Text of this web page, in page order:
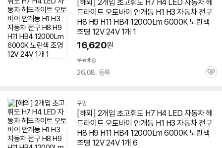
[해외] 2개입 초고휘도 H7 H4 LED 자동차 헤
드라이트 오토바이 안개등 H1 H3 자동차 전구
H8 H9 H11 HB4 12000Lm 6000K 노란색
조명 12V 24V 1개 1
16,620원
무료배송
26.08. 등록
관
쿠팡
[해외] 2개입 초고휘도 H7 H4 LED 자동차 헤
드라이트 오토바이 안개등 H1 H3 자동차 전구
H8 H9 H11 HB4 12000Lm 6000K 노란색
조명 12V 24V 1개 6